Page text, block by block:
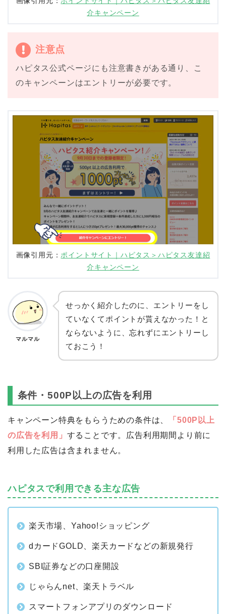
介キャンペーン
注意点
ハピタス公式ページにも注意書きがある通り、こ
のキャンペーンはエントリーが必要です。
画像引用元： ポイントサイト｜ハピタス＞ハピタス友達紹
介キャンペーン
マルマル
せっかく紹介したのに、エントリーをし
ていなくてポイントが貰えなかった！と
ならないように、忘れずにエントリーし
ておこう！
条件・500P以上の広告を利用
キャンペーン特典をもらうための条件は、
「500P以上
の広告を利用」 することです。広告利用期間より前に
利用した広告は含まれません。
ハピタスで利用できる主な広告
楽天市場、Yahoo!ショッピング
dカードGOLD、楽天カードなどの新規発行
SBI証券などの口座開設
じゃらんnet、楽天トラベル
スマートフォンアプリのダウンロード